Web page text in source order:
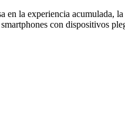
en la experiencia
con dispositivos